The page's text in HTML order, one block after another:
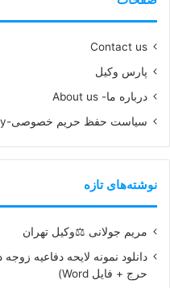
Contact us
پارس وکیل
درباره ما- About us
سیاست حفظ حریم خصوصی-privacy policy
نوشته‌های تازه
مریم جولانی ⚖️وکیل تهران
دانلود نمونه لایحه دفاعیه
حرج + فایل Word)